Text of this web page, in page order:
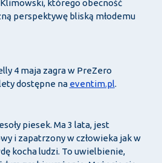
którego obecność
perspektywę bliską młodemu
4 maja zagra w PreZero
dostępne na eventim.pl.
piesek. Ma 3 lata, jest
i zapatrzony w człowieka jak w
kocha ludzi. To uwielbienie,